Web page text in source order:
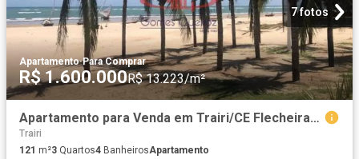
7 fotos
Apartamento·Para Comprar
R$ 1.600.000R$ 13.223/m²
Apartamento para Venda em Trairi/CE Flecheiras 3 Quartos
Trairi
121 m²3 Quartos4 BanheirosApartamento